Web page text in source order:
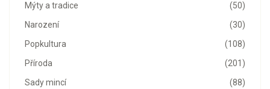
(50)
Mýty a tradice
(30)
Narození
(108)
Popkultura
(201)
Příroda
(88)
Sady mincí